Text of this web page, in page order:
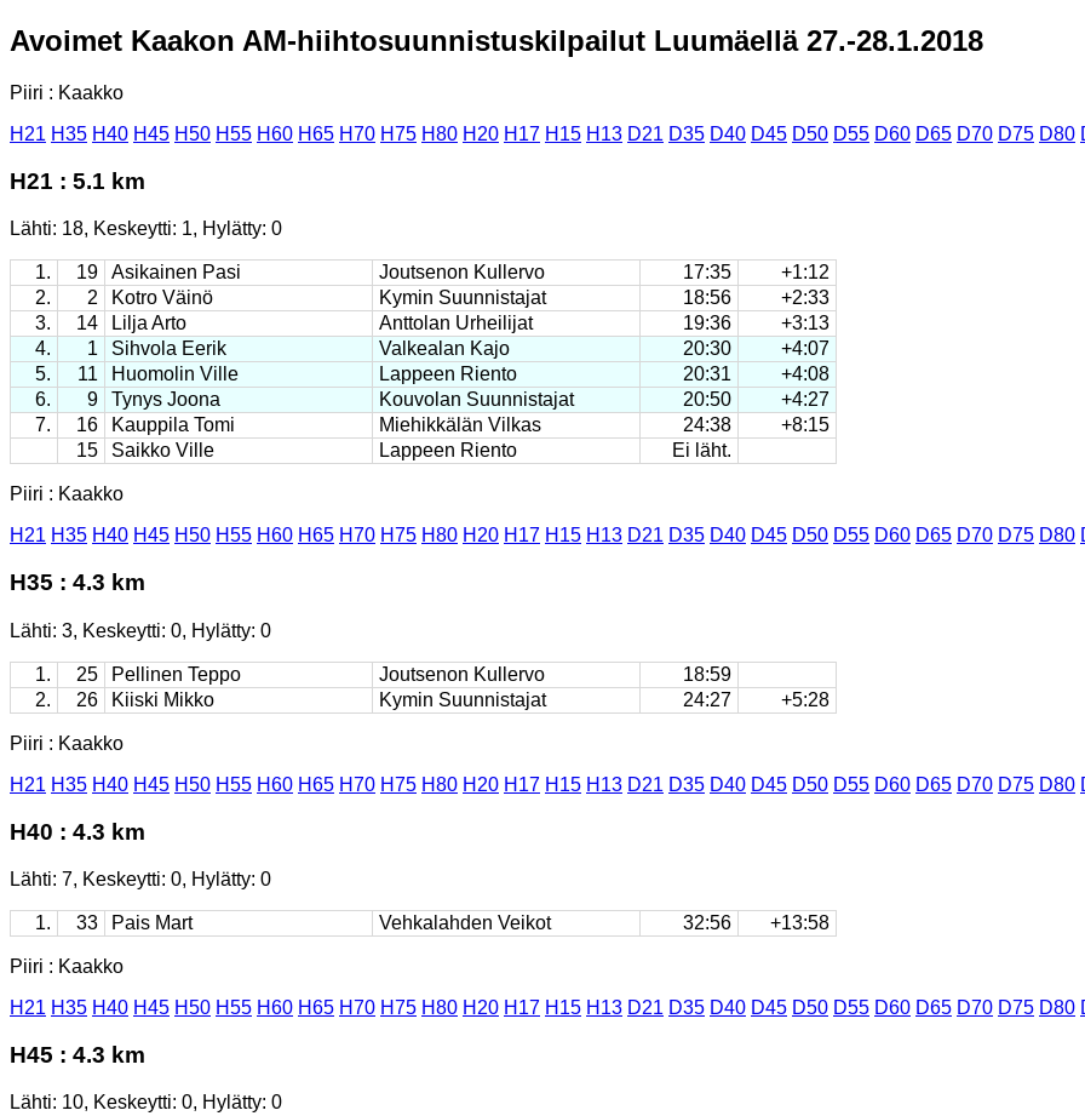
Avoimet Kaakon AM-hiihtosuunnistuskilpailut Luumäellä 27.-28.1.2018
Piiri : Kaakko
H21 H35 H40 H45 H50 H55 H60 H65 H70 H75 H80 H20 H17 H15 H13 D21 D35 D40 D45 D50 D55 D60 D65 D70 D75 D80
H21 : 5.1 km
Lähti: 18, Keskeytti: 1, Hylätty: 0
1. 19 Asikainen Pasi Joutsenon Kullervo 17:35
+1:12
2.
2 Kotro Väinö Kymin Suunnistajat 18:56
+2:33
3.
14 Lilja Arto Anttolan Urheilijat 19:36
+3:13
4.
1 Sihvola Eerik Valkealan Kajo 20:30
+4:07
5.
11 Huomolin Ville Lappeen Riento 20:31
+4:08
6.
9 Tynys Joona Kouvolan Suunnistajat 20:50
+4:27
7.
16 Kauppila Tomi Miehikkälän Vilkas 24:38
+8:15
15
Saikko Ville Lappeen Riento Ei läht.
Piiri : Kaakko
H21 H35 H40 H45 H50 H55 H60 H65 H70 H75 H80 H20 H17 H15 H13 D21 D35 D40 D45 D50 D55 D60 D65 D70 D75 D80
H35 : 4.3 km
Lähti: 3, Keskeytti: 0, Hylätty: 0
1. 25 Pellinen Teppo Joutsenon Kullervo
18:59
2.
26 Kiiski Mikko Kymin Suunnistajat 24:27 +5:28
Piiri : Kaakko
H21 H35 H40 H45 H50 H55 H60 H65 H70 H75 H80 H20 H17 H15 H13 D21 D35 D40 D45 D50 D55 D60 D65 D70 D75 D80
H40 : 4.3 km
Lähti: 7, Keskeytti: 0, Hylätty: 0
1. 33 Pais Mart Vehkalahden Veikot 32:56 +13:58
Piiri : Kaakko
H21 H35 H40 H45 H50 H55 H60 H65 H70 H75 H80 H20 H17 H15 H13 D21 D35 D40 D45 D50 D55 D60 D65 D70 D75 D80
H45 : 4.3 km
Lähti: 10, Keskeytti: 0, Hylätty: 0